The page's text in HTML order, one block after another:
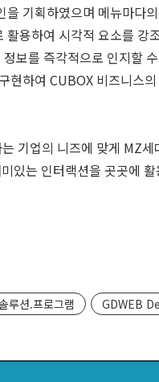
기획하였으며 메뉴마다
용하여 시각적 요소를
보를 즉각적으로 인지할
현하여 CUBOX 비즈니스
기업의 니즈에 맞게 MZ
있는 인터랙션을 곳곳에
루션.프로그램 GDWEB